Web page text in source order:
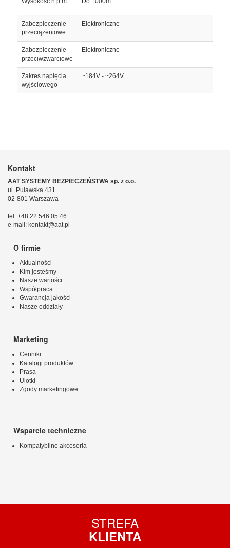
Zabezpieczenie
przeciążeniowe
Elektroniczne
Zabezpieczenie
przeciwzwarciowe
Elektroniczne
Zakres napięcia
wyjściowego
~184V - ~264V
Kontakt
AAT SYSTEMY BEZPIECZEŃSTWA sp. z o.o.
ul. Puławska 431
02-801 Warszawa
tel. +48 22 546 05 46
e-mail: kontakt@aat.pl
O firmie
Aktualności
Kim jesteśmy
Nasze wartości
Współpraca
Gwarancja jakości
Nasze oddziały
Marketing
Cenniki
Katalogi produktów
Prasa
Ulotki
Zgody marketingowe
Wsparcie techniczne
Kompatybilne akcesoria
STREFA
KLIENTA